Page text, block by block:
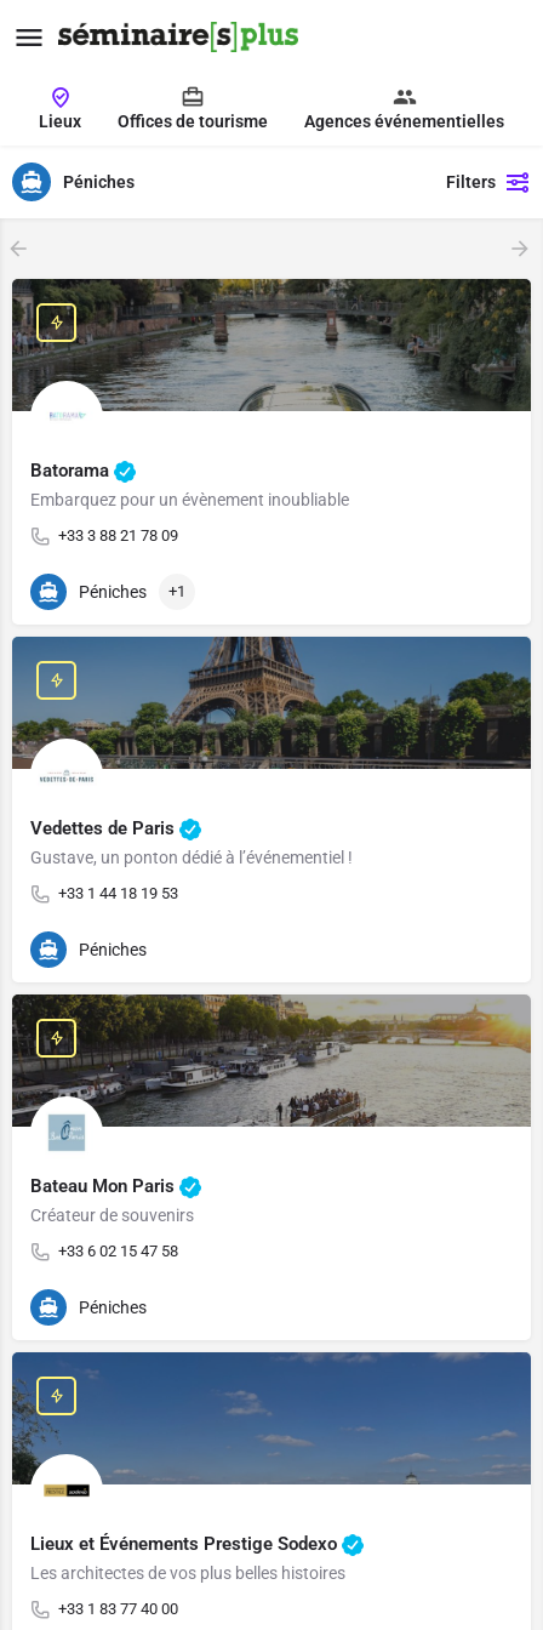
Lieux Offices de tourisme Agences événementielles
Péniches Filters
Batorama
Embarquez pour un évènement inoubliable
+33 3 88 21 78 09
Péniches +1
Vedettes de Paris
Gustave, un ponton dédié à l’événementiel !
+33 1 44 18 19 53
Péniches
Bateau Mon Paris
Créateur de souvenirs
+33 6 02 15 47 58
Péniches
Lieux et Événements Prestige Sodexo
Les architectes de vos plus belles histoires
+33 1 83 77 40 00